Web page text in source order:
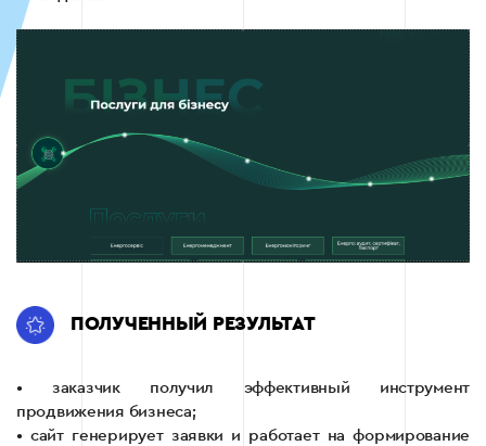
ПОЛУЧЕННЫЙ РЕЗУЛЬТАТ
• заказчик получил эффективный инструмент
продвижения бизнеса;
• сайт генерирует заявки и работает на формирование